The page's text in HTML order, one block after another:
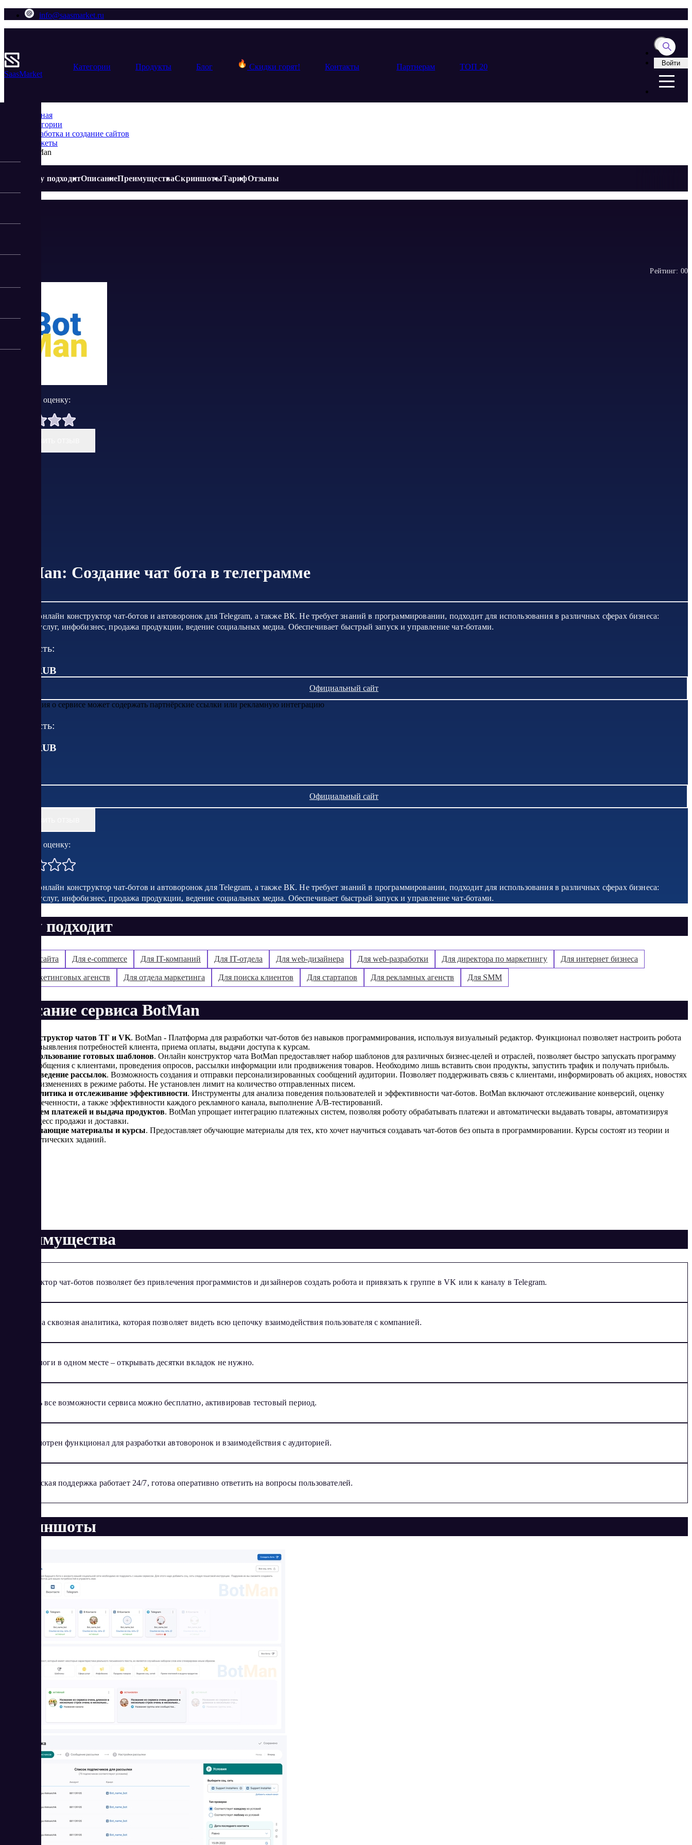
info@saasmarket.ru
SaasMarket
Категории Продукты Блог Скидки горят! Контакты Партнерам ТОП 20 Войти
Главная
Категории
Разработка и создание сайтов
Виджеты
BotMan
Кому подходитОписаниеПреимуществаСкриншотыТарифОтзывы
Рейтинг: 00
Поставить оценку:
BotMan: Создание чат бота в телеграмме
BotMan - онлайн конструктор чат-ботов и автоворонок для Telegram, а также ВК. Не требует знаний в программировании, подходит для использования в различных сферах бизнеса:
оказание услуг, инфобизнес, продажа продукции, ведение социальных медиа. Обеспечивает быстрый запуск и управление чат-ботами.
Стоимость:
от 690 RUB
Официальный сайт
Информация о сервисе может содержать партнёрские ссылки или рекламную интеграцию
Стоимость:
RUB
Официальный сайт
Поставить оценку:
BotMan - онлайн конструктор чат-ботов и автоворонок для Telegram, а также ВК. Не требует знаний в программировании, подходит для использования в различных сферах бизнеса:
оказание услуг, инфобизнес, продажа продукции, ведение социальных медиа. Обеспечивает быстрый запуск и управление чат-ботами.
Кому подходит
Все для сайта Для e-commerce Для IT-компаний Для IT-отдела Для web-дизайнера Для web-разработки Для директора по маркетингу Для интернет бизнеса
Для маркетинговых агенств Для отдела маркетинга Для поиска клиентов Для стартапов Для рекламных агенств Для SMM
Описание сервиса BotMan
Конструктор чатов ТГ и VK. BotMan - Платформа для разработки чат-ботов без навыков программирования, используя визуальный редактор. Функционал позволяет настроить робота
для выявления потребностей клиента, приема оплаты, выдачи доступа к курсам.
Использование готовых шаблонов. Онлайн конструктор чата BotMan предоставляет набор шаблонов для различных бизнес-целей и отраслей, позволяет быстро запускать программу
для общения с клиентами, проведения опросов, рассылки информации или продвижения товаров. Необходимо лишь вставить свои продукты, запустить трафик и получать прибыль.
Проведение рассылок. Возможность создания и отправки персонализированных сообщений аудитории. Позволяет поддерживать связь с клиентами, информировать об акциях, новостях
или изменениях в режиме работы. Не установлен лимит на количество отправленных писем.
Аналитика и отслеживание эффективности. Инструменты для анализа поведения пользователей и эффективности чат-ботов. BotMan включают отслеживание конверсий, оценку
вовлеченности, а также эффективности каждого рекламного канала, выполнение A/B-тестирований.
Прием платежей и выдача продуктов. BotMan упрощает интеграцию платежных систем, позволяя роботу обрабатывать платежи и автоматически выдавать товары, автоматизируя
процесс продажи и доставки.
Обучающие материалы и курсы. Предоставляет обучающие материалы для тех, кто хочет научиться создавать чат-ботов без опыта в программировании. Курсы состоят из теории и
практических заданий.
Преимущества
Конструктор чат-ботов позволяет без привлечения программистов и дизайнеров создать робота и привязать к группе в VK или к каналу в Telegram.
Доступна сквозная аналитика, которая позволяет видеть всю цепочку взаимодействия пользователя с компанией.
Все диалоги в одном месте – открывать десятки вкладок не нужно.
Оценить все возможности сервиса можно бесплатно, активировав тестовый период.
Предусмотрен функционал для разработки автоворонок и взаимодействия с аудиторией.
Техническая поддержка работает 24/7, готова оперативно ответить на вопросы пользователей.
Скриншоты